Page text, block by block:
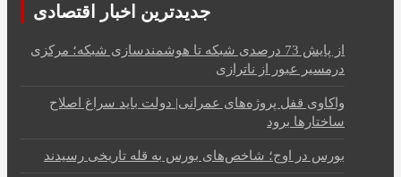
جدیدترین اخبار اقتصادی
از پایش 73 درصدی شبکه تا هوشمندسازی شبکه؛ مرکزی
درمسیر عبور از ناترازی
واکاوی قفل پروژه‌های عمرانی| دولت باید سراغ اصلاح
ساختارها برود
بورس در اوج؛ شاخص‌های بورس به قله تاریخی رسیدند